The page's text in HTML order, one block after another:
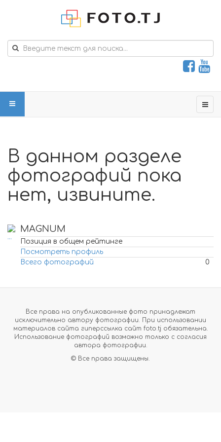
В данном разделе
фотографий пока
нет, извините.
MAGNUM
Позиция в общем рейтинге
Посмотреть профиль
Всего фотографий
0
Все права на опубликованные фото принадлежат
исключительно автору фотографии. При использовании
материалов сайта гиперссылка сайт foto.tj обязательна.
Использование фотографий возможно только с согласия
автора фотографии.
© Все права защищены.